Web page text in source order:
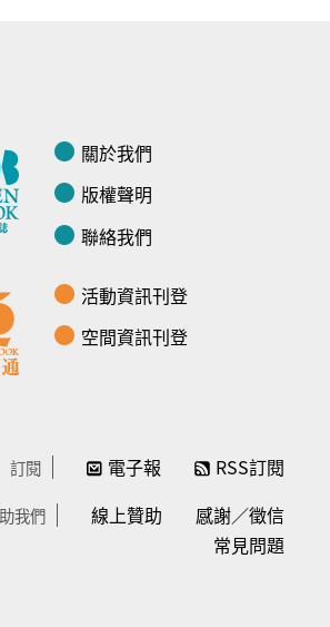
關於我們
版權聲明
聯絡我們
活動資訊刊登
空間資訊刊登
訂閱 電子報 RSS訂閱
我們 線上贊助
感謝／徵信
常見問題